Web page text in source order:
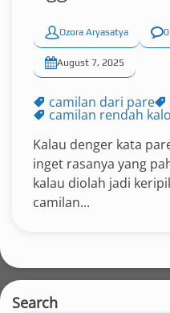
Ozora Aryasatya 0
August 7, 2025
camilan dari pare
camilan rendah
Kalau denger kata
inget rasanya yang
kalau diolah jadi
camilan...
Search